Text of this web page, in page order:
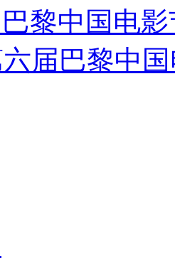
黎中国电
六届巴黎中